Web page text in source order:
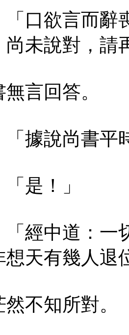
欲言而辭
尚未說對，請
言回答。
說尚書平
是！」
中道：一
想天有幾人退
知所對。